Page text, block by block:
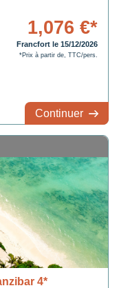
1,076 €*
Francfort le 15/12/2026
*Prix à partir de, TTC/pers.
Continuer
4*